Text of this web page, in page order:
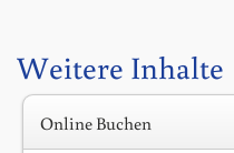
Weitere Inhalte
Online Buchen